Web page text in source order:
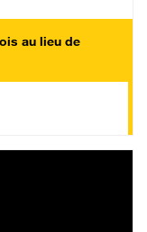
au lieu de